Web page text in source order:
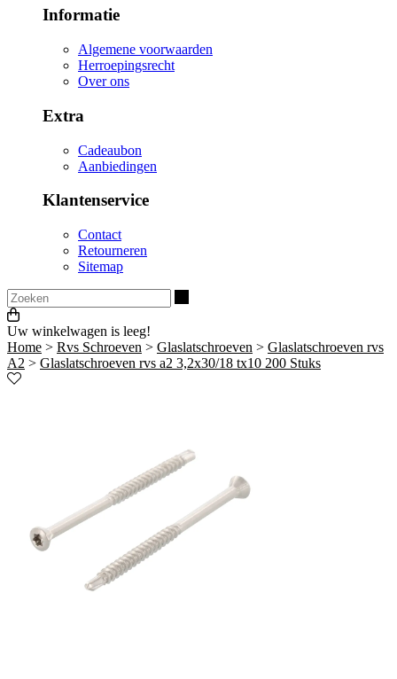
Informatie
Algemene voorwaarden
Herroepingsrecht
Over ons
Extra
Cadeaubon
Aanbiedingen
Klantenservice
Contact
Retourneren
Sitemap
Uw winkelwagen is leeg!
Home > Rvs Schroeven > Glaslatschroeven > Glaslatschroeven rvs
A2 > Glaslatschroeven rvs a2 3,2x30/18 tx10 200 Stuks